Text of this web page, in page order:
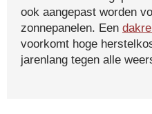
ook aangepast worden
zonnepanelen. Een
voorkomt hoge
jarenlang tegen alle